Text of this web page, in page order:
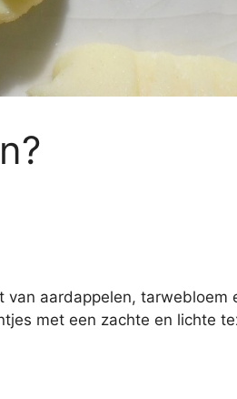
aardappelen, tarwebloem
met een zachte en lichte